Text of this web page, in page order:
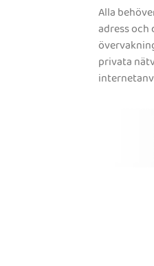
Alla
adress
privata